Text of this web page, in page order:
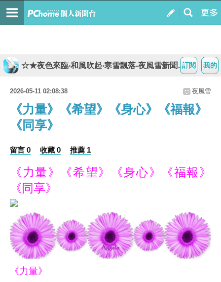
我的
訂閱
☆★夜色來臨‧和風吹起‧寒雪飄落-夜風雪新聞台★☆
2026-05-11 02:08:38 夜風雪
《力量》《希望》《身心》《福報》
《同享》
留言 0 收藏 0 推薦 1
《力量》《希望》《身心》《福報》
《同享》
《力量》